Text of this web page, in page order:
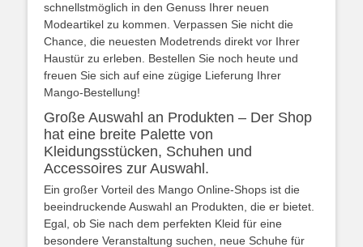
schnellstmöglich in den Genuss Ihrer neuen
Modeartikel zu kommen. Verpassen Sie nicht die
Chance, die neuesten Modetrends direkt vor Ihrer
Haustür zu erleben. Bestellen Sie noch heute und
freuen Sie sich auf eine zügige Lieferung Ihrer
Mango-Bestellung!
Große Auswahl an Produkten – Der Shop
hat eine breite Palette von
Kleidungsstücken, Schuhen und
Accessoires zur Auswahl.
Ein großer Vorteil des Mango Online-Shops ist die
beeindruckende Auswahl an Produkten, die er bietet.
Egal, ob Sie nach dem perfekten Kleid für eine
besondere Veranstaltung suchen, neue Schuhe für